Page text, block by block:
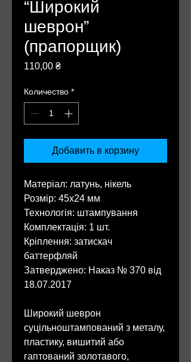
“Широкий
шеврон”
(прапорщик)
110,00 ₴Цена
Количество *
Добавить в корзину
Матеріал: латунь, нікель
Розмір: 45х24 мм
Технологія: штампування
Комплектація: 1 шт.
Кріплення: затискач
баттерфляй
Затверджено: Наказ № 370 від
18.07.2017
Широкий шеврон
суцільноштампований з металу,
пластику, вишитий або
гаптований золотавого,